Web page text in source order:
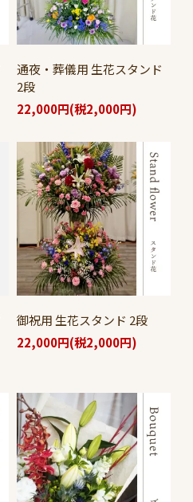
通夜・葬儀用 生花スタンド
2段
22,000円(税2,000円)
御祝用 生花スタンド 2段
22,000円(税2,000円)